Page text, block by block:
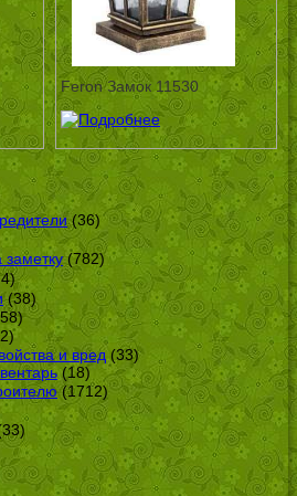
Feron Замок 11530
(36)
заметку(782)
(38)
и вред(33)
(18)
(1712)